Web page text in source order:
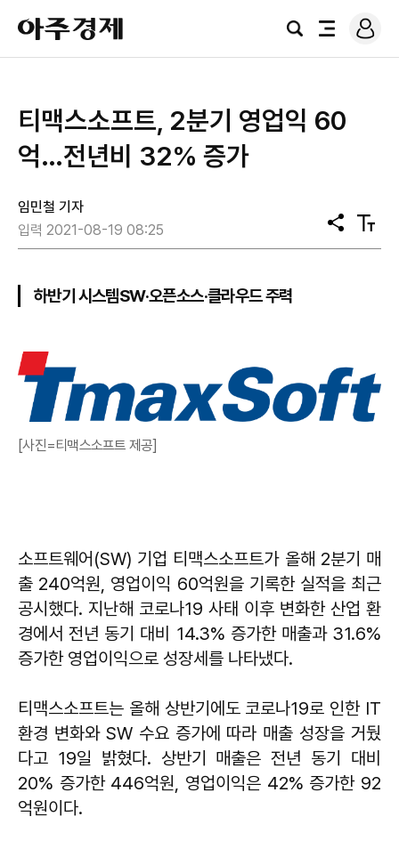
아
주
경
검
전
로
그
티맥스소프트, 2분기 영업익 60
억…전년비 32% 증가
임민철 기자
입력 2021-08-19 08:25
공
유
텍
스
하반기 시스템SW·오픈소스·클라우드 주력
[사진=티맥스소프트 제공]
소프트웨어(SW) 기업 티맥스소프트가 올해 2분기 매
출 240억원, 영업이익 60억원을 기록한 실적을 최근
공시했다. 지난해 코로나19 사태 이후 변화한 산업 환
경에서 전년 동기 대비 14.3% 증가한 매출과 31.6%
증가한 영업이익으로 성장세를 나타냈다.
티맥스소프트는 올해 상반기에도 코로나19로 인한 IT
환경 변화와 SW 수요 증가에 따라 매출 성장을 거뒀
다고 19일 밝혔다. 상반기 매출은 전년 동기 대비
20% 증가한 446억원, 영업이익은 42% 증가한 92
억원이다.